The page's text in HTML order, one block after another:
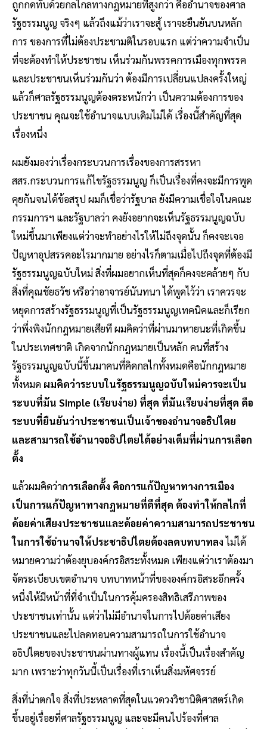
ถูกกดทับด้วยกลไกลทางกฎหมายที่สูงกว่า คืออำนาจของศาล
รัฐธรรมนูญ จริงๆ แล้วถึงแม้ว่าเราจะสู้ เราจะยืนยันบนหลัก
การ ของการที่ไม่ต้องประชามติในรอบแรก แต่ว่าความจำเป็น
ที่จะต้องทำให้ประชาชน เห็นร่วมกันพรรคการเมืองทุกพรรค
และประชาชนเห็นร่วมกันว่า ต้องมีการเปลี่ยนแปลงครั้งใหญ่
แล้วก็ศาลรัฐธรรมนูญต้องตระหนักว่า เป็นความต้องการของ
ประชาชน คุณจะใช้อำนาจแบบเดิมไม่ได้ เรื่องนี้สำคัญที่สุด
เรื่องหนึ่ง
ผมยังมองว่าเรื่องกระบวนการเรื่องของการสรรหา
สสร.กระบวนการแก้ไขรัฐธรรมนูญ ก็เป็นเรื่องที่คงจะมีการพูด
คุยกันจนได้ข้อสรุป ผมก็เชื่อว่ารัฐบาล ยังมีความเชื่อใจในคณะ
กรรมการฯ และรัฐบาลว่า คงยังอยากจะเห็นรัฐธรรมนูญฉบับ
ใหม่ขึ้นมาเพียงแต่ว่าจะทำอย่างไรให้ไม่ถึงจุดนั้น ก็คงจะเจอ
ปัญหาอุปสรรคอะไรมากมาย อย่างไรก็ตามเมื่อไปถึงจุดที่ต้องมี
รัฐธรรมนูญฉบับใหม่ สิ่งที่ผมอยากเห็นที่สุดก็คงจะคล้ายๆ กับ
สิ่งที่คุณชัยธวัช หรือว่าอาจารย์นันทนา ได้พูดไว้ว่า เราควรจะ
หยุดการสร้างรัฐธรรมนูญที่เป็นรัฐธรรมนูญเทคนิคและก็เรียก
ว่าพึ่งพิงนักกฎหมายเสียที ผมคิดว่าที่ผ่านมาหายนะที่เกิดขึ้น
ในประเทศชาติ เกิดจากนักกฎหมายเป็นหลัก คนที่สร้าง
รัฐธรรมนูญฉบับนี้ขึ้นมาคนที่คิดกลไกทั้งหมดคือนักกฎหมาย
ทั้งหมด ผมคิดว่าระบบในรัฐธรรมนูญฉบับใหม่ควรจะเป็น
ระบบที่มัน Simple (เรียบง่าย) ที่สุด ที่มันเรียบง่ายที่สุด คือ
ระบบที่ยืนยันว่าประชาชนเป็นเจ้าของอำนาจอธิปไตย
และสามารถใช้อำนาจอธิปไตยได้อย่างเต็มที่ผ่านการเลือก
ตั้ง
แล้วผมคิดว่าการเลือกตั้ง คือการแก้ปัญหาทางการเมือง
เป็นการแก้ปัญหาทางกฎหมายที่ดีที่สุด ต้องทำให้กลไกที่
ด้อยค่าเสียงประชาชนและด้อยค่าความสามารถประชาชน
ในการใช้อำนาจให้ประชาธิปไตยต้องลดบทบาทลงไม่ได้
หมายความว่าต้องยุบองค์กรอิสระทั้งหมด เพียงแต่ว่าเราต้องมา
จัดระเบียบเขตอำนาจ บทบาทหน้าที่ขององค์กรอิสระอีกครั้ง
หนึ่งให้มีหน้าที่ที่จำเป็นในการคุ้มครองสิทธิเสรีภาพของ
ประชาชนเท่านั้น แต่ว่าไม่มีอำนาจในการไปด้อยค่าเสียง
ประชาชนและไปลดทอนความสามารถในการใช้อำนาจ
อธิปไตยของประชาชนผ่านทางผู้แทน เรื่องนี้เป็นเรื่องสำคัญ
มาก เพราะว่าทุกวันนี้เป็นเรื่องที่เราเห็นสิ่งมหัศจรรย์
สิ่งที่น่าตกใจ สิ่งที่ประหลาดที่สุดในแวดวงวิชานิติศาสตร์เกิด
ขึ้นอยู่เรื่อยที่ศาลรัฐธรรมนูญ และจะมีคนไปร้องที่ศาล